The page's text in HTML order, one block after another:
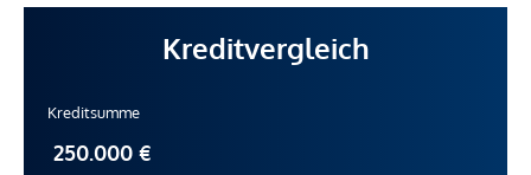
Kreditvergleich
Kreditsumme